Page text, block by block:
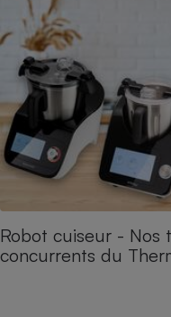
Robot cuiseur - Nos
concurrents du